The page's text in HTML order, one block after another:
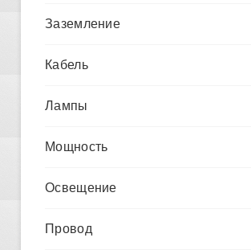
Заземление
Кабель
Лампы
Мощность
Освещение
Провод